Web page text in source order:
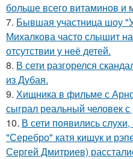
больше всего витаминов и
7. Бывшая участница шоу
Михалкова часто слышит
отсутствии у неё детей.
8. В сети разгорелся
из Дубая.
9. Хищника в фильме с
сыграл реальный человек
10. В сети появились слухи,
"Серебро" катя кищук и
Сергей Дмитриев)